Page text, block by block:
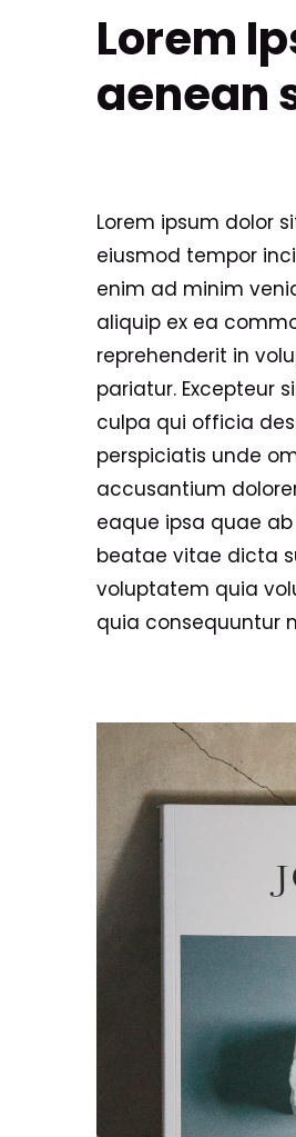
Lorem
aenean
Lorem ipsum dolor
eiusmod tempor
enim ad minim
aliquip ex ea
reprehenderit in
pariatur. Excepteur
culpa qui officia
perspiciatis unde
accusantium
eaque ipsa quae
beatae vitae dicta
voluptatem quia
quia consequuntur